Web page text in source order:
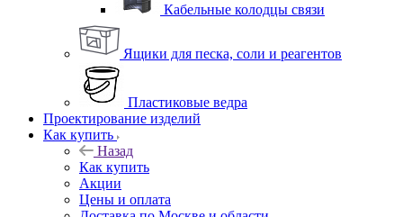
Кабельные колодцы связи
Ящики для песка, соли и реагентов
Пластиковые ведра
Проектирование изделий
Как купить
Назад
Как купить
Акции
Цены и оплата